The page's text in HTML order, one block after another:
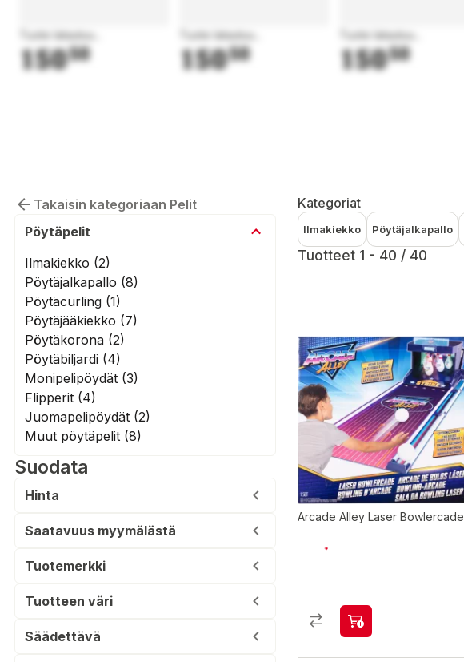
Tuote latautuu...
15050
Tuote latautuu...
15050
Tuote latautuu...
15050
Takaisin kategoriaan Pelit
Pöytäpelit
Ilmakiekko (2)
Pöytäjalkapallo (8)
Pöytäcurling (1)
Pöytäjääkiekko (7)
Pöytäkorona (2)
Pöytäbiljardi (4)
Monipelipöydät (3)
Flipperit (4)
Juomapelipöydät (2)
Muut pöytäpelit (8)
Suodata
Hinta
Saatavuus myymälästä
Tuotemerkki
Tuotteen väri
Säädettävä
Kategoriat
Ilmakiekko Pöytäjalkapallo
Tuotteet 1 - 40 / 40
Arcade Alley Laser Bowlercade